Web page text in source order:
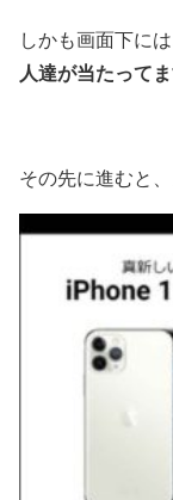
しかも画面下に
人達が当たって
その先に進むと